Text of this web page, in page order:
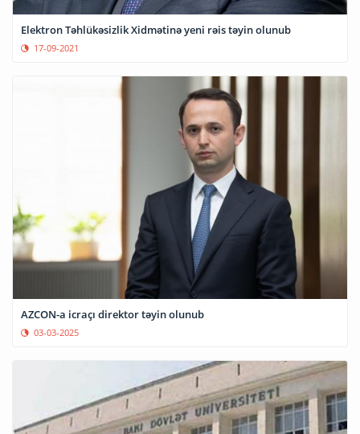
Elektron Təhlükəsizlik Xidmətinə yeni rəis təyin olunub
17-09-2021
AZCON-a icraçı direktor təyin olunub
03-03-2025